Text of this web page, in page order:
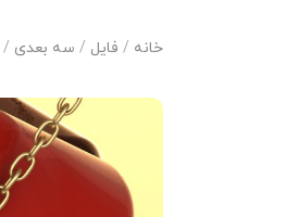
خانه / فایل / سه بعدی /